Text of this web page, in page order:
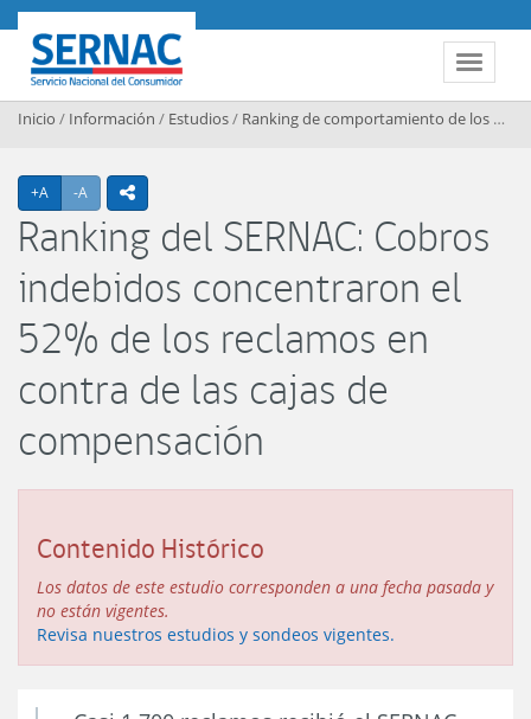
Contenido principal
Toggle
SERNAC
Inicio / Información / Estudios/ Ranking de comportamiento de los mercados
+A Agrandar texto
-A Achicar textoicono compartir
Ranking del SERNAC: Cobros
indebidos concentraron el
52% de los reclamos en
contra de las cajas de
compensación
Contenido Histórico
Los datos de este estudio corresponden a una fecha pasada y
no están vigentes.
Revisa nuestros estudios y sondeos vigentes.